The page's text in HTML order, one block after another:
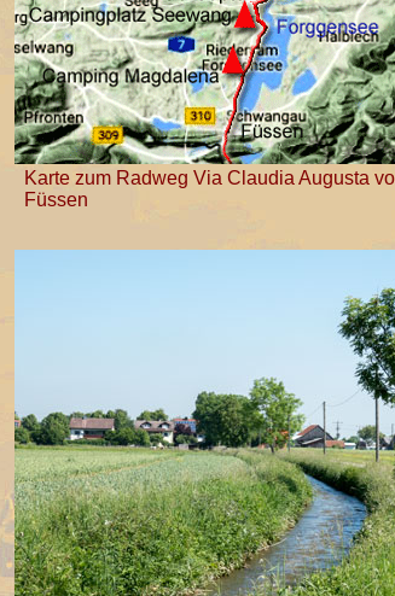
Karte zum Radweg Via Claudia Augusta
Füssen